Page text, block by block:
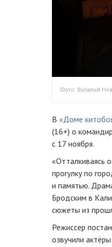
Фото: Виталий
В «Доме
(16+) о
с 17 ноября.
«Отталкиваясь
прогулку по
и памятью.
Бродским в
сюжеты из
Режиссер
озвучили